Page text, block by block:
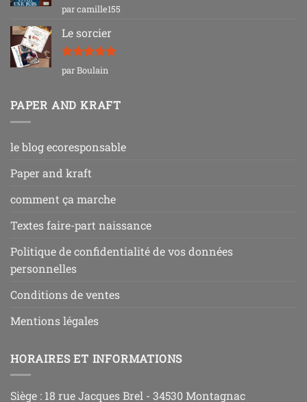
Note5sur
5
par camille155
Le sorcier
Note5sur
5
par Boulain
PAPER AND KRAFT
le blog ecoresponsable
Paper and kraft
comment ça marche
Textes faire-part naissance
Politique de confidentialité de vos données
personnelles
Conditions de ventes
Mentions légales
HORAIRES ET INFORMATIONS
Siège : 18 rue Jacques Brel - 34530 Montagnac